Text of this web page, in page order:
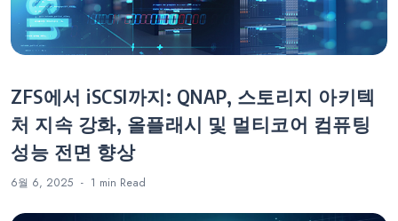
ZFS에서 iSCSI까지: QNAP, 스토리지 아키텍
처 지속 강화, 올플래시 및 멀티코어 컴퓨팅
성능 전면 향상
6월 6, 2025 1 min Read